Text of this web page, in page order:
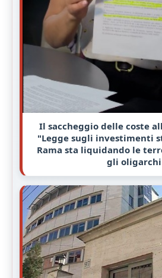
Il saccheggio delle coste
"Legge sugli investimenti
Rama sta liquidando le
gli oligarchi